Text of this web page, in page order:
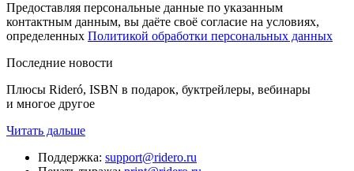
Предоставляя персональные данные по указанным
контактным данным, вы даёте своё согласие на условиях,
определенных Политикой обработки персональных данных
Последние новости
Плюсы Rideró, ISBN в подарок, буктрейлеры, вебинары
и многое другое
Читать дальше
Поддержка: support@ridero.ru